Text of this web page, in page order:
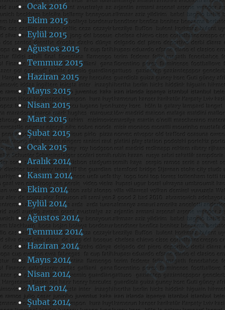
Ocak 2016
Ekim 2015
Eylül 2015
Ağustos 2015
Temmuz 2015
Haziran 2015
Mayıs 2015
Nisan 2015
Mart 2015
Şubat 2015
Ocak 2015
Aralık 2014
Kasım 2014
Ekim 2014
Eylül 2014
Ağustos 2014
Temmuz 2014
Haziran 2014
Mayıs 2014
Nisan 2014
Mart 2014
Şubat 2014